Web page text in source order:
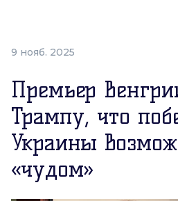
9 нояб. 2025
Премьер
Трампу, что
Украины
«чудом»